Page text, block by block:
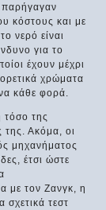
κόστους και με
νερό είναι
για το
έχουν μέχρι
χρώματα
κάθε φορά.
τόσο της
της. Ακόμα, οι
μηχανήματος
έτσι ώστε
με τον Ζανγκ, η
σχετικά τεστ